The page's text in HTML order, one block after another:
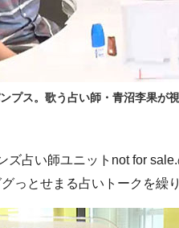
プス。歌う占い師・青沼李果が
占い師ユニットnot for
っとせまる占いトークを繰